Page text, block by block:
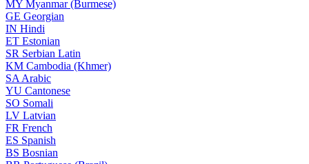
MY Myanmar (Burmese)
GE Georgian
IN Hindi
ET Estonian
SR Serbian Latin
KM Cambodia (Khmer)
SA Arabic
YU Cantonese
SO Somali
LV Latvian
FR French
ES Spanish
BS Bosnian